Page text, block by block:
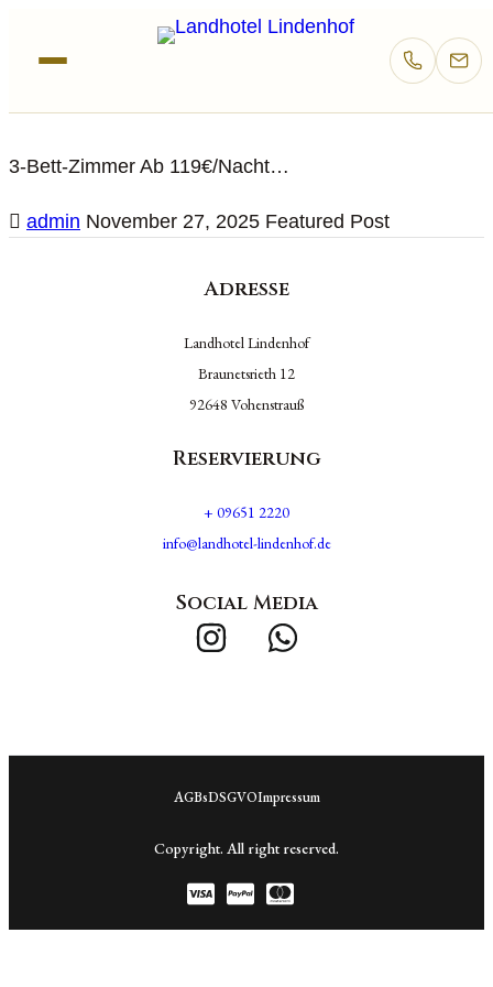
3-Bett-Zimmer Ab 119€/Nacht…
admin November 27, 2025 Featured Post
Adresse
Landhotel Lindenhof
Braunetsrieth 12
92648 Vohenstrauß
Reservierung
+ 09651 2220
info@landhotel-lindenhof.de
Social Media
AGBsDSGVOImpressum
Copyright. All right reserved.